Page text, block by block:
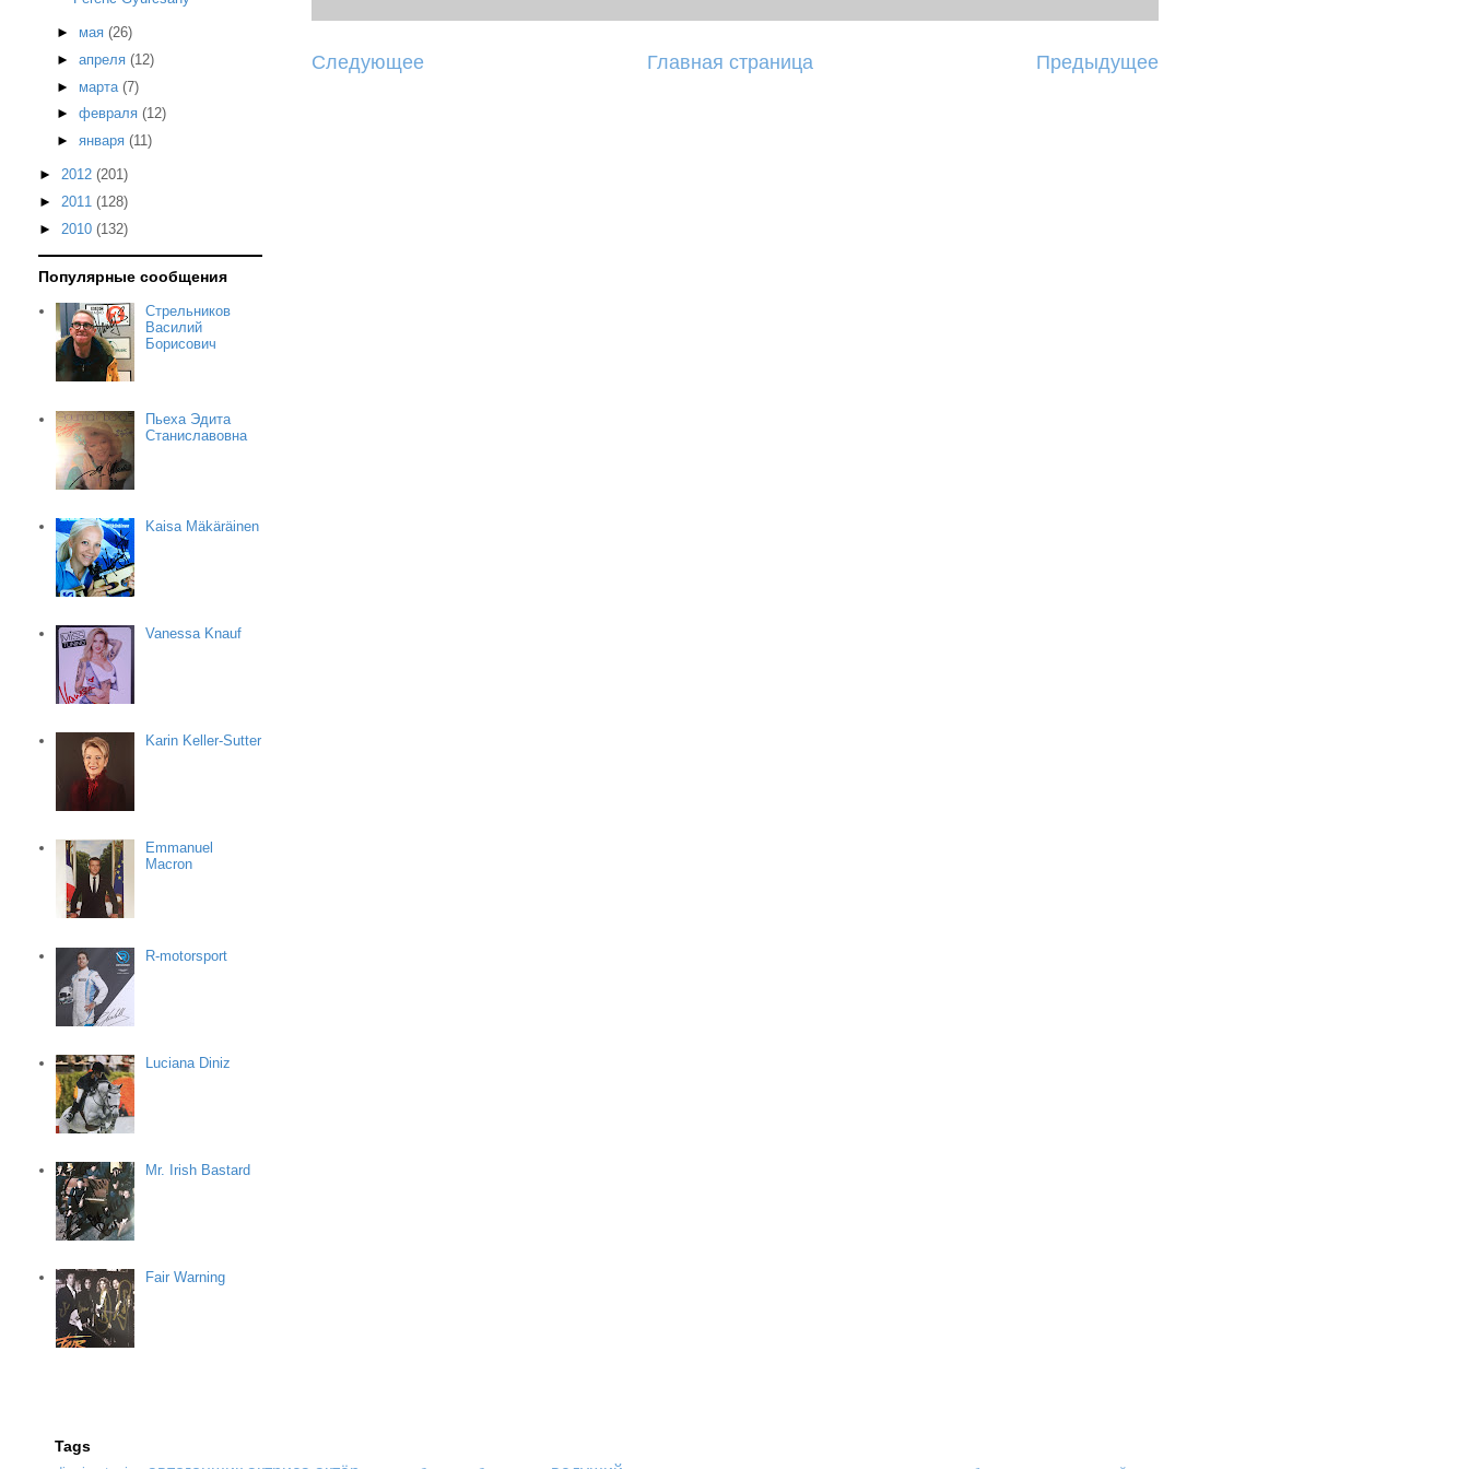
Следующее Предыдущее
Главная страница
► мая (26)
► апреля (12)
► марта (7)
► февраля (12)
► января (11)
► 2012 (201)
► 2011 (128)
► 2010 (132)
Популярные сообщения
Стрельников
Василий
Борисович
Пьеха Эдита
Станиславовна
Kaisa Mäkäräinen
Vanessa Knauf
Karin Keller-Sutter
Emmanuel
Macron
R-motorsport
Luciana Diniz
Mr. Irish Bastard
Fair Warning
Tags